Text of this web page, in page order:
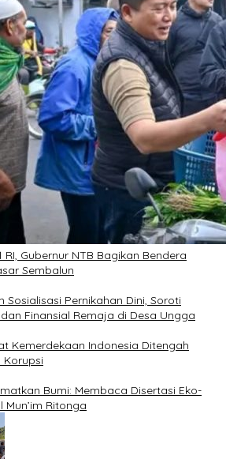
RI, Gubernur NTB Bagikan Bendera
Sembalun
Sosialisasi Pernikahan Dini, Soroti
Finansial Remaja di Desa Ungga
Kemerdekaan Indonesia Ditengah
Bumi: Membaca Disertasi Eko-
Mun’im Ritonga